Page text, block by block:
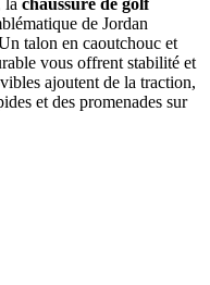
la chaussure de golf
de Jordan
talon en caoutchouc et
vous offrent stabilité et
ajoutent de la traction,
et des promenades sur